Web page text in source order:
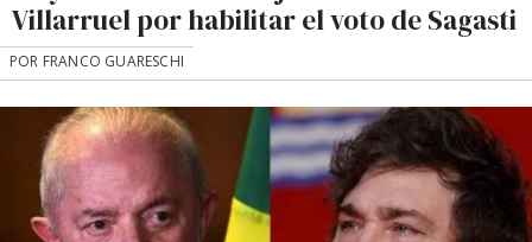
Villarruel por habilitar el voto de Sagasti
POR FRANCO GUARESCHI